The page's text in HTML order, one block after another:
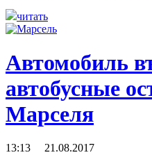
читать
Автомобиль
автобусные
Марселя
13:13 21.08.2017